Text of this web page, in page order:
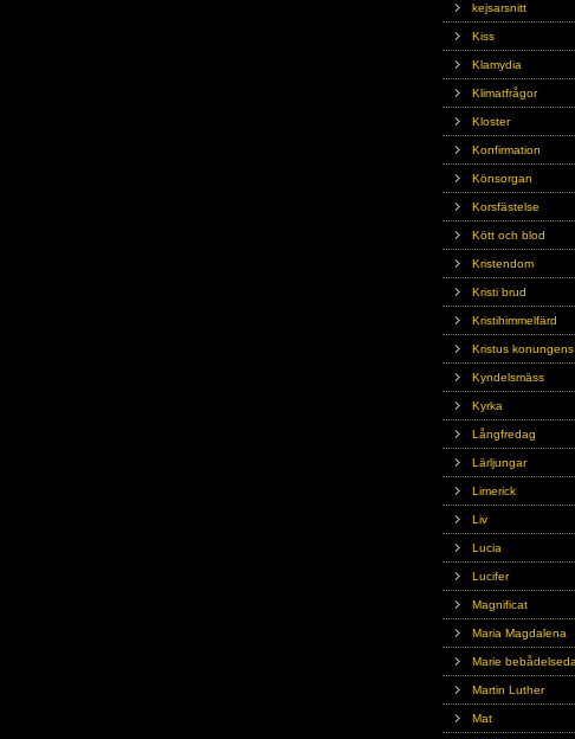
kejsarsnitt
Kiss
Klamydia
Klimatfrågor
Kloster
Konfirmation
Könsorgan
Korsfästelse
Kött och blod
Kristendom
Kristi brud
Kristihimmelfärd
Kristus
Kyndelsmäss
Kyrka
Långfredag
Lärljungar
Limerick
Liv
Lucia
Lucifer
Magnificat
Maria Magdalena
Marie
Martin Luther
Mat